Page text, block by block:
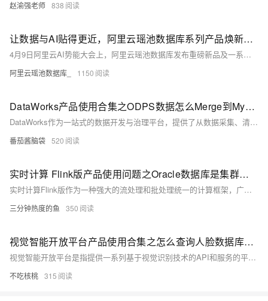
赵渝强老师 838
让数据与AI贴得更近，阿里云瑶池数据库系列产品焕新升级
4月9日阿里云AI势能大会上，阿里云瑶池数据库发布重磅新品及一系列产品能力升级。「推理加速服务」Tair KVCache全新上线，实现KVCache动态分层存储，显著提高内存资源利用率，为大模型推理降本提速。
阿里云瑶池数据库_ 1150
DataWorks产品使用合集之ODPS数据怎么Merge到MySQL数据库
DataWorks作为一站式的数据开发与治理平台，提供了从数据采集、清洗、开发、调度、服务化、质量监控到安全管理的全套解决方案，帮助企业构建高效、规范、安全的大数据处理体系。以下是对DataWorks产品使用合集的概述，涵盖数据处理的各个环节。
番茄酱脑袋 520
实时计算 Flink版产品使用问题之Oracle数据库是集群部署的，怎么进行数据同步
实时计算Flink版作为一种强大的流处理和批处理统一的计算框架，广泛应用于各种需要实时数据处理和分析的场景。实时计算Flink版通常结合SQL接口、DataStream API、以及与上下游数据源和存储系统的丰富连接器，提供了一套全面的解决方案，以应对各种实时计算需求。其低延迟、高吞吐、容错性强的特点，使其成为众多企业和组织实时数据处理首选的技术平台。以下是实时计算Flink版的一些典型使用合集。
三分钟热度的鱼 350
视觉智能开放平台产品使用合集之怎么查询人脸数据库列表
视觉智能开放平台是指提供一系列基于视觉识别技术的API和服务的平台，这些服务通常包括图像识别、人脸识别、物体检测、文字识别、场景理解等。企业或开发者可以通过调用这些API，快速将视觉智能功能集成到自己的应用或服务中，而无需从零开始研发相关算法和技术。以下是一些常见的视觉智能开放平台产品及其应用场景的概览。
不吃核桃 315